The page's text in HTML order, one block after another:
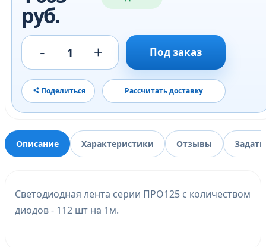
руб.
- 1 + Под заказ
Поделиться Рассчитать доставку
Описание Характеристики Отзывы
Светодиодная лента серии ПРО125 с количеством
диодов - 112 шт на 1м.